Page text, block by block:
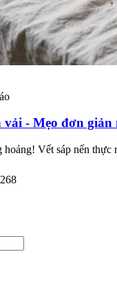
vải - Mẹo đơn giản
Vết sáp nến thực
268